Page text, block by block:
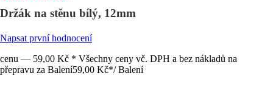
Držák na stěnu bílý, 12mm
Napsat první hodnocení
cenu — 59,00 Kč * Všechny ceny vč. DPH a bez nákladů na
přepravu za Balení59,00 Kč*/ Balení